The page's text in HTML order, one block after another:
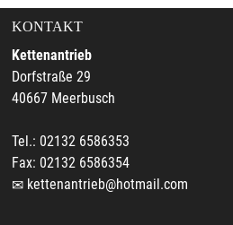
KONTAKT
Kettenantrieb
Dorfstraße 29
40667 Meerbusch
Tel.: 02132 6586353
Fax: 02132 6586354
kettenantrieb@hotmail.com